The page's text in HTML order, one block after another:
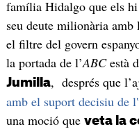
família Hidalgo que els
seu deute milionària amb
el filtre del govern
la portada de l’ABCestà
Jumilla, després que
amb el suport decisiu de
una moció que veta la